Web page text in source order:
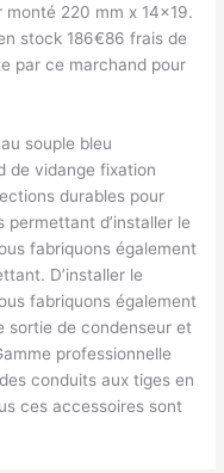
220 mm x 14×19.
stock 186€86 frais de
par ce marchand pour
souple bleu
de vidange fixation
durables pour
d’installer le
fabriquons également
D’installer le
fabriquons également
sortie de condenseur et
professionnelle
conduits aux tiges en
ces accessoires sont